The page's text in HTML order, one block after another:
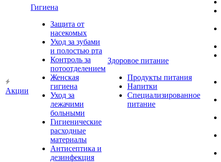
Акции
Гигиена
Защита от
насекомых
Уход за зубами
и полостью рта
Контроль за
потоотделением
Женская
гигиена
Уход за
лежачими
больными
Гигиенические
расходные
материалы
Антисептика и
дезинфекция
Здоровое питание
Продукты питания
Напитки
Специализированное
питание